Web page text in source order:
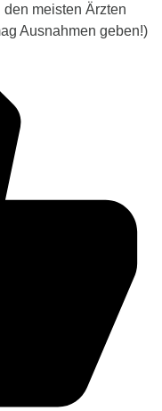
meisten Ärzten
Ausnahmen geben!)